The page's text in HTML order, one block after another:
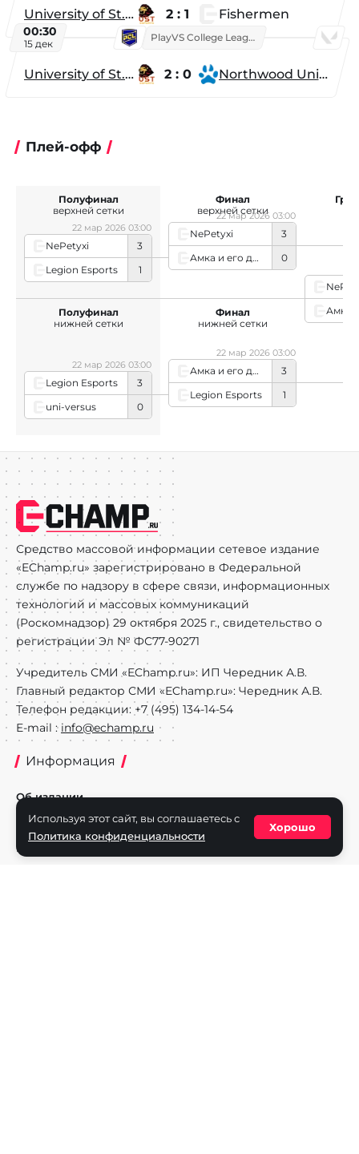
University of St. Thomas 2 : 1 Fishermen
00:30
15 дек
PlayVS College League 2025: Fall
University of St. Thomas 2 : 0 Northwood University
Плей-офф
NePetyxi
3
Legion Esports
1
22 мар 2026 03:00
Полуфинал
верхней сетки
NePetyxi
3
Амка и его друзья
0
22 мар 2026 03:00
Финал
верхней сетки
Legion Esports
3
uni-versus
0
22 мар 2026 03:00
Полуфинал
нижней сетки
Амка и его друзья
3
Legion Esports
1
22 мар 2026 03:00
Финал
нижней сетки
Средство массовой информации сетевое издание
«EChamp.ru» зарегистрировано в Федеральной
службе по надзору в сфере связи, информационных
технологий и массовых коммуникаций
(Роскомнадзор) 29 октября 2025 г., свидетельство о
регистрации Эл № ФС77-90271
Учредитель СМИ «EChamp.ru»: ИП Чередник А.В.
Главный редактор СМИ «EChamp.ru»: Чередник А.В.
Телефон редакции: +7 (495) 134-14-54
E-mail : info@echamp.ru
Информация
Об издании
Реклама на портале
Политика конфиденциальности
Используя этот сайт, вы соглашаетесь с
Политика конфиденциальности
Хорошо